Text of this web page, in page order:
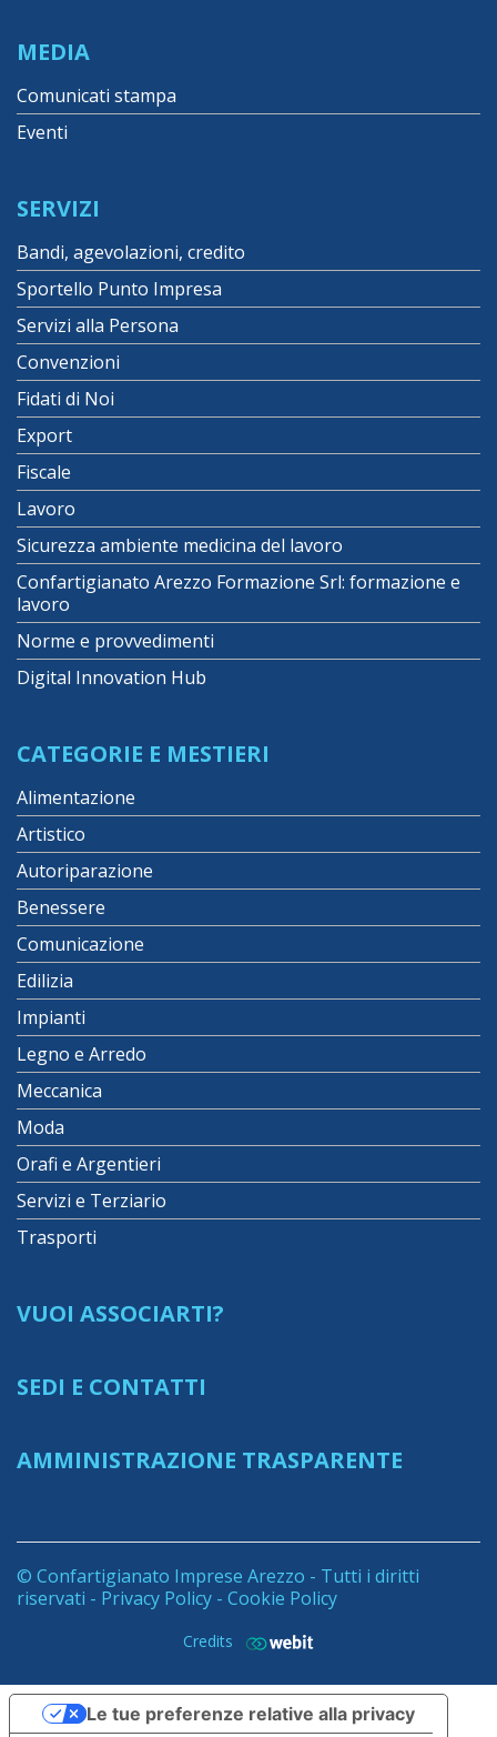
MEDIA
Comunicati stampa
Eventi
SERVIZI
Bandi, agevolazioni, credito
Sportello Punto Impresa
Servizi alla Persona
Convenzioni
Fidati di Noi
Export
Fiscale
Lavoro
Sicurezza ambiente medicina del lavoro
Confartigianato Arezzo Formazione Srl: formazione e
lavoro
Norme e provvedimenti
Digital Innovation Hub
CATEGORIE E MESTIERI
Alimentazione
Artistico
Autoriparazione
Benessere
Comunicazione
Edilizia
Impianti
Legno e Arredo
Meccanica
Moda
Orafi e Argentieri
Servizi e Terziario
Trasporti
VUOI ASSOCIARTI?
SEDI E CONTATTI
AMMINISTRAZIONE TRASPARENTE
© Confartigianato Imprese Arezzo - Tutti i diritti
riservati - Privacy Policy - Cookie Policy
Credits
Le tue preferenze relative alla privacy